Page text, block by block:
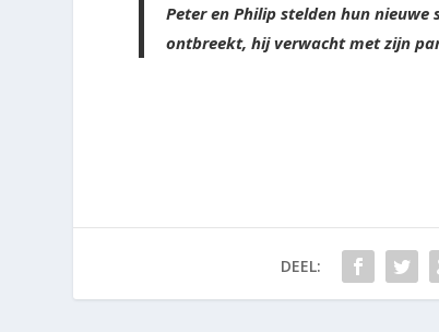
Peter en Philip stelden hun nieuwe
ontbreekt, hij verwacht met zijn
DEEL: